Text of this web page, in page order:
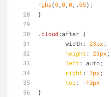
rgba(0,0,0,.05);
}
.cloud:after {
	width:
23px;
height : 23px;
left : auto;
right : 7px;
top: -10px
}